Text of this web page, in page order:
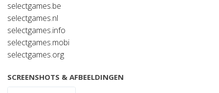
selectgames.be
selectgames.nl
selectgames.info
selectgames.mobi
selectgames.org
SCREENSHOTS & AFBEELDINGEN